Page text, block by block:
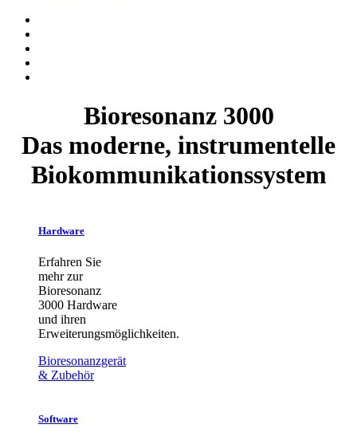
Bioresonanz 3000
Das moderne, instrumentelle
Biokommunikationssystem
Hardware
Erfahren Sie
mehr zur
Bioresonanz
3000 Hardware
und ihren
Erweiterungsmöglichkeiten.
Bioresonanzgerät
& Zubehör
Software